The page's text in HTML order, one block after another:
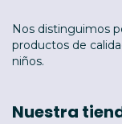
Nos distinguimos
productos de
niños.
Nuestra